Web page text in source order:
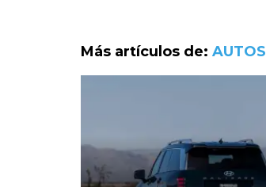
Más artículos de: AUTOS